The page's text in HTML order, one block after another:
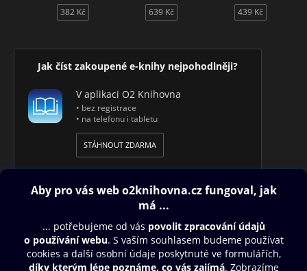
382 Kč 639 Kč 439 Kč
Jak číst zakoupené e-knihy nejpohodlněji?
V aplikaci O2 Knihovna
• bez registrace
• na telefonu i tabletu
STÁHNOUT ZDARMA
Obsah ke stažení
Moje O2 Knihovna